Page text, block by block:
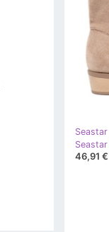
Seastar
46,91 €